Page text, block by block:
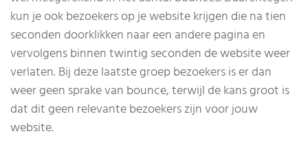
kun je ook bezoekers op je website krijgen die na tien
seconden doorklikken naar een andere pagina en
vervolgens binnen twintig seconden de website weer
verlaten. Bij deze laatste groep bezoekers is er dan
weer geen sprake van bounce, terwijl de kans groot is
dat dit geen relevante bezoekers zijn voor jouw
website.